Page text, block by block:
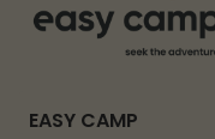
EASY CAMP